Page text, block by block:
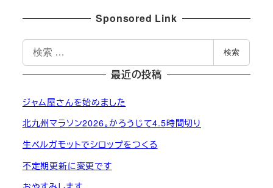
Sponsored Link
検
索
検索
最近の投稿
ジャム屋さんを始めました
北九州マラソン2026。かろうじて4.5時間切り
生ベルガモットでシロップをつくる
不定期更新に変更です